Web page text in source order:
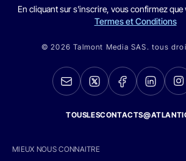
En cliquant sur s'inscrire, vous confirmez que
Termes et Conditions
© 2026 Talmont Media SAS. tous
MIEUX NOUS CONNAITRE